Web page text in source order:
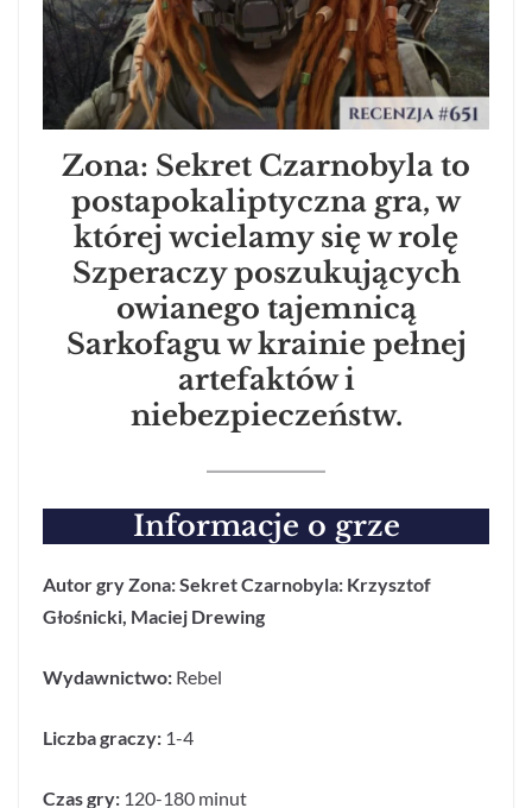
Zona: Sekret Czarnobyla to
postapokaliptyczna gra, w
której wcielamy się w rolę
Szperaczy poszukujących
owianego tajemnicą
Sarkofagu w krainie pełnej
artefaktów i
niebezpieczeństw.
Informacje o grze
Autor gry Zona: Sekret Czarnobyla: Krzysztof
Głośnicki, Maciej Drewing
Wydawnictwo: Rebel
Liczba graczy: 1-4
Czas gry: 120-180 minut